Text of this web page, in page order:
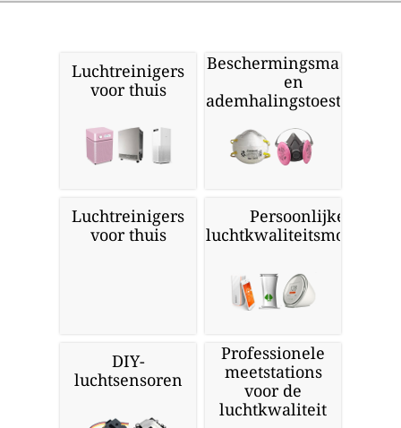
Luchtreinigers
voor thuis
Beschermingsmaskers
en
ademhalingstoestellen
Luchtreinigers
voor thuis
Persoonlijke
luchtkwaliteitsmonitors
DIY-
luchtsensoren
Professionele
meetstations
voor de
luchtkwaliteit